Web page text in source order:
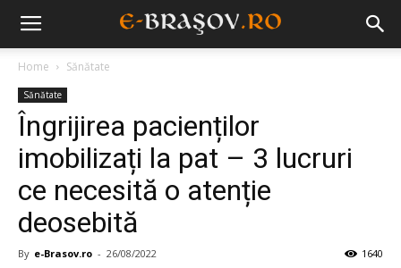
Home Sănătate
Sănătate
Îngrijirea pacienților
imobilizați la pat – 3 lucruri
ce necesită o atenție
deosebită
By e-Brasov.ro - 26/08/2022 1640